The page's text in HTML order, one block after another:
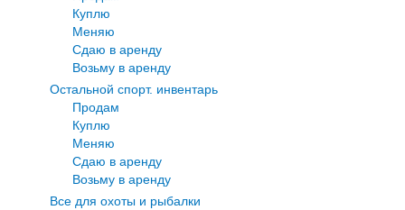
Куплю
Меняю
Сдаю в аренду
Возьму в аренду
Остальной спорт. инвентарь
Продам
Куплю
Меняю
Сдаю в аренду
Возьму в аренду
Все для охоты и рыбалки